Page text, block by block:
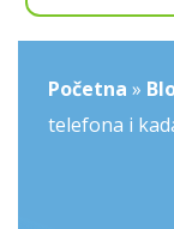
Početna »
telefona i